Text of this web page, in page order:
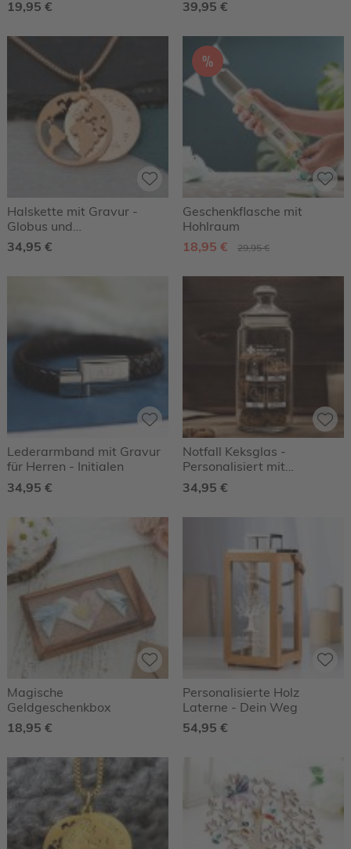
19,95 €
39,95 €
Halskette mit Gravur -
Globus und
Geokoordinaten - Roségold
- Personalisiert
34,95 €
%
Geschenkflasche mit
Hohlraum
18,95 €
29,95 €
Lederarmband mit Gravur
für Herren - Initialen
34,95 €
Notfall Keksglas -
Personalisiert mit
individueller Gravur
34,95 €
Magische
Geldgeschenkbox
18,95 €
Personalisierte Holz
Laterne - Dein Weg
54,95 €